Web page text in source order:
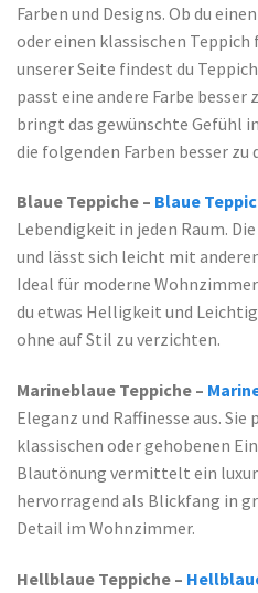
Farben und Designs. Ob du
oder einen klassischen
unserer Seite findest du
passt eine andere Farbe besser
bringt das gewünschte Gefühl
die folgenden Farben besser zu
Blaue Teppiche – Blaue
Lebendigkeit in jeden Raum.
und lässt sich leicht mit
Ideal für moderne
du etwas Helligkeit und
ohne auf Stil zu verzichten.
Marineblaue Teppiche –
Eleganz und Raffinesse aus.
klassischen oder gehobenen
Blautönung vermittelt ein
hervorragend als Blickfang in
Detail im Wohnzimmer.
Hellblaue Teppiche –